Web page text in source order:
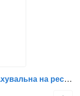
Листова ресора SAF Стрічка страхувальна на ресору SAF САФ до причепа